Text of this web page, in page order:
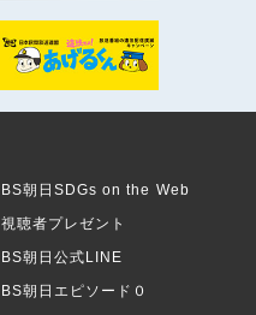
BS朝日SDGs on the Web
視聴者プレゼント
BS朝日公式LINE
BS朝日エピソード０